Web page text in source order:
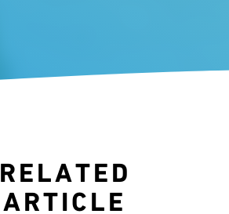
RELATED
ARTICLE